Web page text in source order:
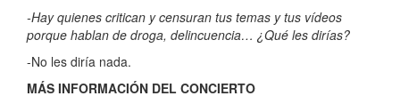
-Hay quienes critican y censuran tus temas y tus vídeos
porque hablan de droga, delincuencia… ¿Qué les dirías?
-No les diría nada.
MÁS INFORMACIÓN DEL CONCIERTO